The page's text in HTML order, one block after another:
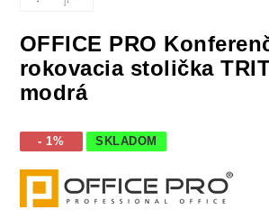
OFFICE PRO
rokovacia stolička
modrá
- 1% SKLADOM